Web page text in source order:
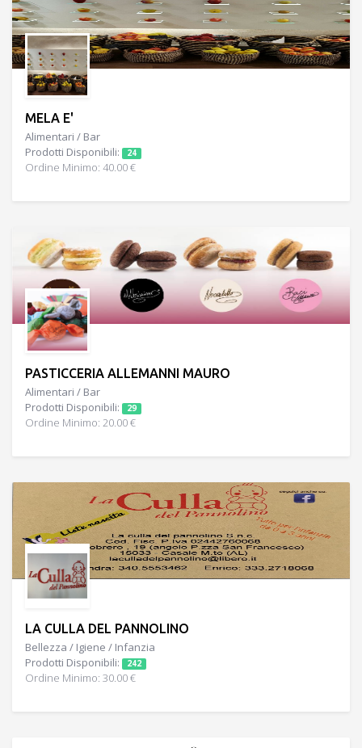
MELA E'
Alimentari / Bar
Prodotti Disponibili:
24
Ordine Minimo: 40.00 €
PASTICCERIA ALLEMANNI MAURO
Alimentari / Bar
Prodotti Disponibili:
29
Ordine Minimo: 20.00 €
LA CULLA DEL PANNOLINO
Bellezza / Igiene / Infanzia
Prodotti Disponibili:
242
Ordine Minimo: 30.00 €